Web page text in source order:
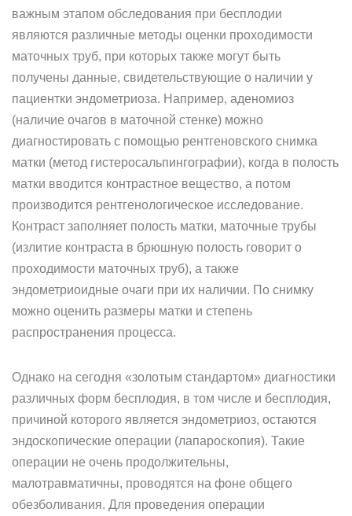
важным этапом обследования при бесплодии
являются различные методы оценки проходимости
маточных труб, при которых также могут быть
получены данные, свидетельствующие о наличии у
пациентки эндометриоза. Например, аденомиоз
(наличие очагов в маточной стенке) можно
диагностировать с помощью рентгеновского снимка
матки (метод гистеросальпингографии), когда в полость
матки вводится контрастное вещество, а потом
производится рентгенологическое исследование.
Контраст заполняет полость матки, маточные трубы
(излитие контраста в брюшную полость говорит о
проходимости маточных труб), а также
эндометриоидные очаги при их наличии. По снимку
можно оценить размеры матки и степень
распространения процесса.
Однако на сегодня «золотым стандартом» диагностики
различных форм бесплодия, в том числе и бесплодия,
причиной которого является эндометриоз, остаются
эндоскопические операции (лапароскопия). Такие
операции не очень продолжительны,
малотравматичны, проводятся на фоне общего
обезболивания. Для проведения операции